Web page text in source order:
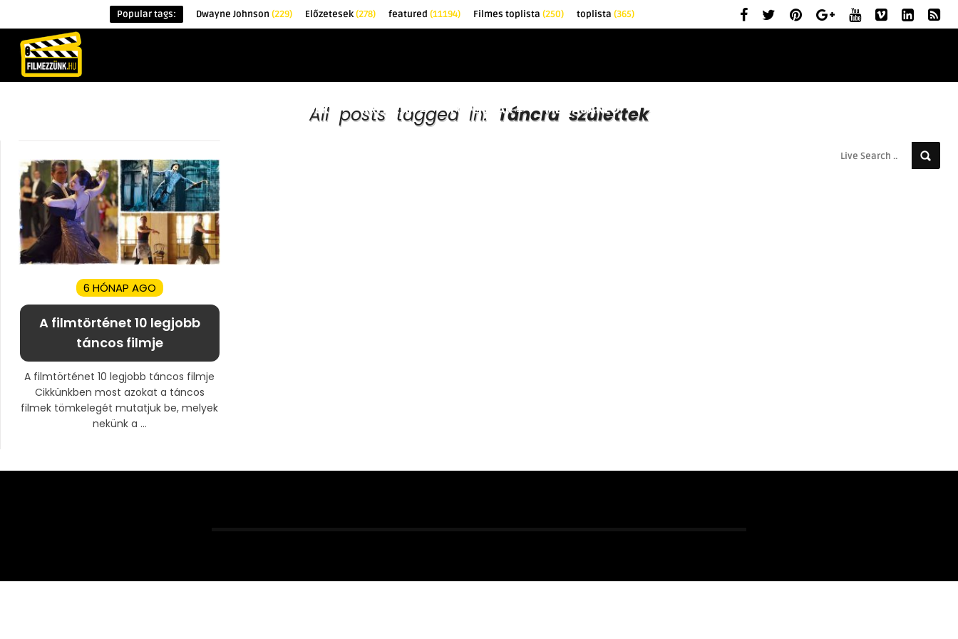
Popular tags: Dwayne Johnson (229) Előzetesek(278) featured (11194) Filmes toplista (250) toplista (365)
ÉRDEKESSÉGEK KRITIKÁK TOPLISTÁK FILMAJÁNLÓ
All posts tagged in: Táncra születtek
6 HÓNAP AGO
A filmtörténet 10 legjobb
táncos filmje
A filmtörténet 10 legjobb táncos filmje
Cikkünkben most azokat a táncos
filmek tömkelegét mutatjuk be, melyek
nekünk a ...